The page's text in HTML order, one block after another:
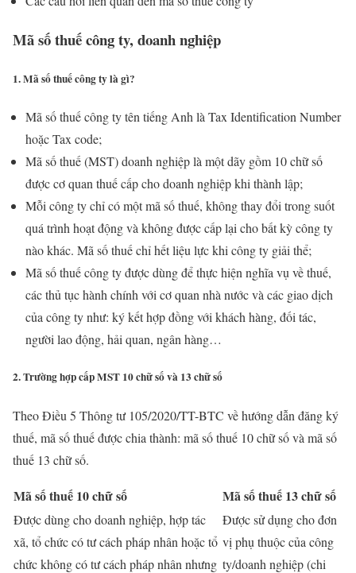
Mã số thuế công ty, doanh nghiệp
1. Mã số thuế công ty là gì?
Mã số thuế công ty tên tiếng Anh là Tax Identification Number
hoặc Tax code;
Mã số thuế (MST) doanh nghiệp là một dãy gồm 10 chữ số
được cơ quan thuế cấp cho doanh nghiệp khi thành lập;
Mỗi công ty chỉ có một mã số thuế, không thay đổi trong suốt
quá trình hoạt động và không được cấp lại cho bất kỳ công ty
nào khác. Mã số thuế chỉ hết liệu lực khi công ty giải thể;
Mã số thuế công ty được dùng để thực hiện nghĩa vụ về thuế,
các thủ tục hành chính với cơ quan nhà nước và các giao dịch
của công ty như: ký kết hợp đồng với khách hàng, đối tác,
người lao động, hải quan, ngân hàng…
2. Trường hợp cấp MST 10 chữ số và 13 chữ số
Theo Điều 5 Thông tư 105/2020/TT-BTC về hướng dẫn đăng ký
thuế, mã số thuế được chia thành: mã số thuế 10 chữ số và mã số
thuế 13 chữ số.
Mã số thuế 10 chữ số Mã số thuế 13 chữ số
Được dùng cho doanh nghiệp, hợp tác
xã, tổ chức có tư cách pháp nhân hoặc tổ
chức không có tư cách pháp nhân nhưng
Được sử dụng cho đơn
vị phụ thuộc của công
ty/doanh nghiệp (chi